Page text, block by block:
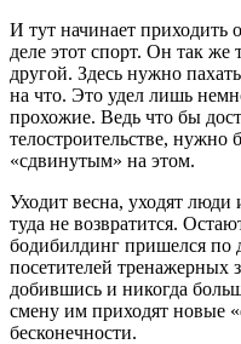
И тут начинает приходить
деле этот спорт. Он так
другой. Здесь нужно
на что. Это удел лишь
прохожие. Ведь что бы
телостроительстве, нужно
«сдвинутым» на этом.
Уходит весна, уходят люди
туда не возвратится.
бодибилдинг пришелся по
посетителей тренажерных
добившись и никогда
смену им приходят новые
бесконечности.